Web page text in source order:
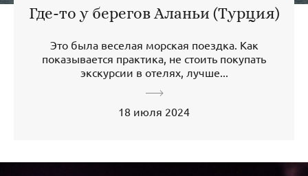
Где-то у берегов Аланьи (Турция)
Это была веселая морская поездка. Как
показывается практика, не стоить покупать
экскурсии в отелях, лучше...
18 июля 2024